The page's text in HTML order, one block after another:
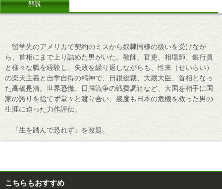
解説
留学先のアメリカで契約のミスから奴隷同様の扱いを受けなが
ら、首相にまで上り詰めた男がいた。教師、官吏、相場師、銀行員
と様々な職を経験し、失敗を繰り返しながらも、性来（せいらい）
の楽天主義と自学自得の精神で、日銀総裁、大蔵大臣、首相となっ
た高橋是清。世界恐慌、日露戦争の戦費調達など、大国を相手に国
家の誇りを捨てず堂々と渡り合い、幾度も日本の危機を救った男の
生涯に迫った力作評伝。
『生を踏んで恐れず』を改題。
こちらもおすすめ